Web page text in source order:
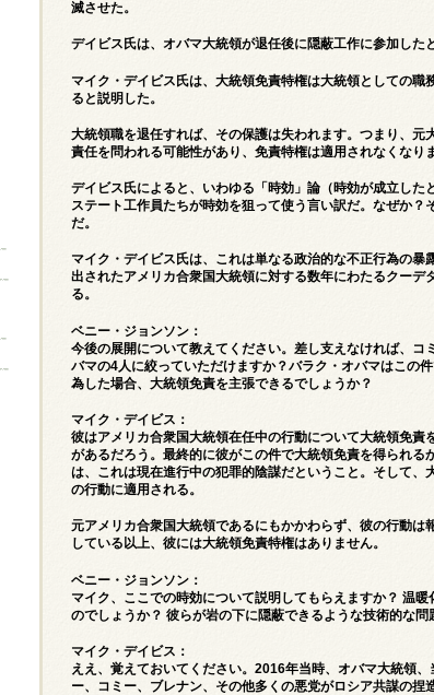
滅させた。
デイビス氏は、オバマ大統領が退任後に隠蔽工作に参加した
マイク・デイビス氏は、大統領免責特権は大統領としての
ると説明した。
大統領職を退任すれば、その保護は失われます。つまり、元
責任を問われる可能性があり、免責特権は適用されなくなりま
デイビス氏によると、いわゆる「時効」論（時効が成立した
ステート工作員たちが時効を狙って使う言い訳だ。なぜか
だ。
マイク・デイビス氏は、これは単なる政治的な不正行為の
出されたアメリカ合衆国大統領に対する数年にわたるクーデ
る。
ベニー・ジョンソン：
今後の展開について教えてください。差し支えなければ、コ
バマの4人に絞っていただけますか？バラク・オバマはこの
為した場合、大統領免責を主張できるでしょうか？
マイク・デイビス：
彼はアメリカ合衆国大統領在任中の行動について大統領免責
があるだろう。最終的に彼がこの件で大統領免責を得られる
は、これは現在進行中の犯罪的陰謀だということ。そして、
の行動に適用される。
元アメリカ合衆国大統領であるにもかかわらず、彼の行動は
している以上、彼には大統領免責特権はありません。
ベニー・ジョンソン：
マイク、ここでの時効について説明してもらえますか？ 温
のでしょうか？ 彼らが岩の下に隠蔽できるような技術的な問
マイク・デイビス：
ええ、覚えておいてください。2016年当時、オバマ大統領
ー、コミー、ブレナン、その他多くの悪党がロシア共謀の